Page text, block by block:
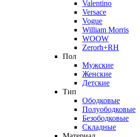
Valentino
Versace
Vogue
William Morris
WOOW
Zerorh+RH
Пол
Мужские
Женские
Детские
Тип
Ободковые
Полуободковые
Безободковые
Складные